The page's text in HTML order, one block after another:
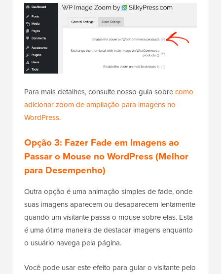
Para mais detalhes, consulte nosso guia sobrecomo
adicionar zoom de ampliação para imagens no
WordPress.
Opção 3: Fazer Fade em Imagens ao
Passar o Mouse no WordPress (Melhor
para Desempenho)
Outra opção é uma animação simples de fade, onde
suas imagens aparecem ou desaparecem lentamente
quando um visitante passa o mouse sobre elas. Esta
é uma ótima maneira de destacar imagens enquanto
o usuário navega pela página.
Você pode usar este efeito para guiar o visitante pelo